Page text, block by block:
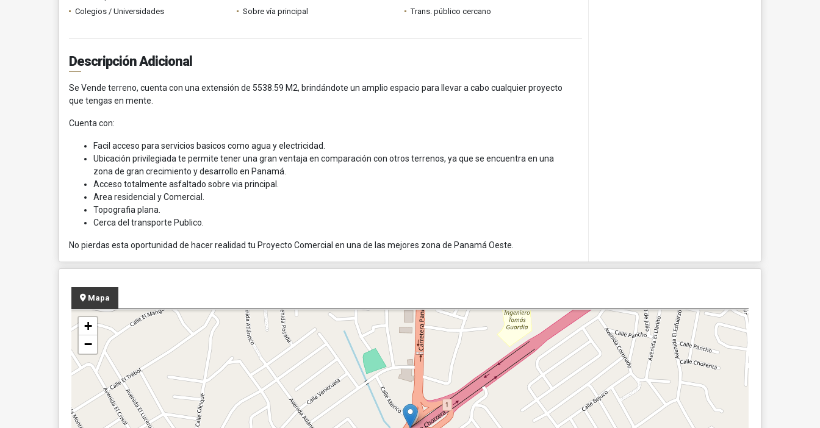
Colegios / Universidades
Sobre vía principal Trans. público cercano
Descripción Adicional
Se Vende terreno, cuenta con una extensión de 5538.59 M2, brindándote un amplio espacio para llevar a cabo cualquier proyecto
que tengas en mente.
Cuenta con:
Facil acceso para servicios basicos como agua y electricidad.
Ubicación privilegiada te permite tener una gran ventaja en comparación con otros terrenos, ya que se encuentra en una
zona de gran crecimiento y desarrollo en Panamá.
Acceso totalmente asfaltado sobre via principal.
Area residencial y Comercial.
Topografia plana.
Cerca del transporte Publico.
No pierdas esta oportunidad de hacer realidad tu Proyecto Comercial en una de las mejores zona de Panamá Oeste.
Mapa
+
−